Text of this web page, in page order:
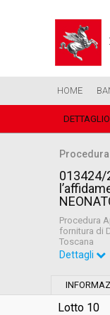
HOME
013424/
Procedura
fornitura di
Toscana
Tipo di
Dettagli
Lotto 10